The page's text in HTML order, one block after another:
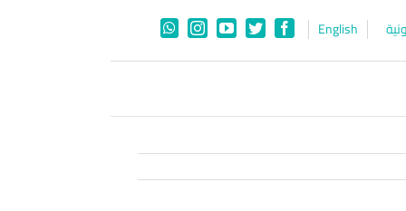
English
Facebook
Twitter
YouTube
Instagram
WhatsApp